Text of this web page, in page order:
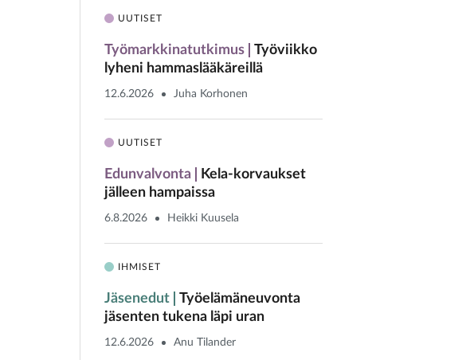
UUTISET
Työmarkkinatutkimus
Työviikko
lyheni hammaslääkäreillä
12.6.2026 Juha Korhonen
UUTISET
Edunvalvonta
Kela-korvaukset
jälleen hampaissa
6.8.2026 Heikki Kuusela
IHMISET
Jäsenedut
Työelämäneuvonta
jäsenten tukena läpi uran
12.6.2026 Anu Tilander